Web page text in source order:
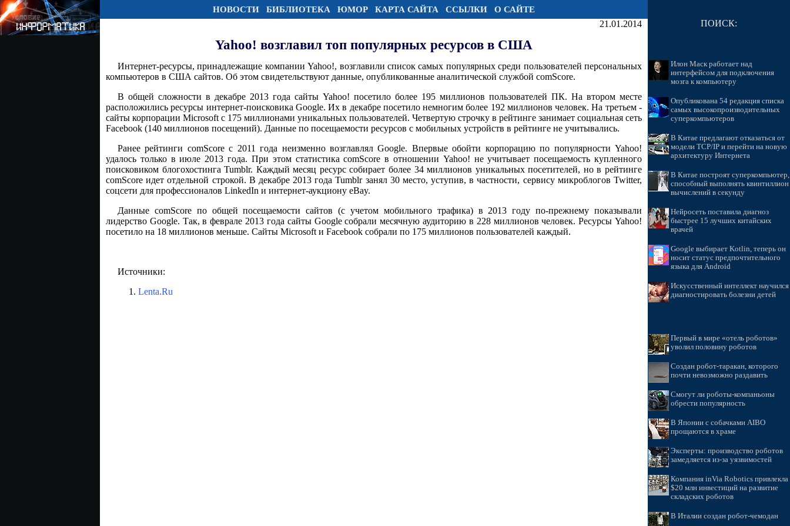
НОВОСТИ БИБЛИОТЕКА ЮМОР КАРТА САЙТА ССЫЛКИ О САЙТЕ
21.01.2014
Yahoo! возглавил топ популярных ресурсов в США
Интернет-ресурсы, принадлежащие компании Yahoo!, возглавили список самых популярных среди пользователей персональных
компьютеров в США сайтов. Об этом свидетельствуют данные, опубликованные аналитической службой comScore.
В общей сложности в декабре 2013 года сайты Yahoo! посетило более 195 миллионов пользователей ПК. На втором месте
расположились ресурсы интернет-поисковика Google. Их в декабре посетило немногим более 192 миллионов человек. На третьем -
сайты корпорации Microsoft с 175 миллионами уникальных пользователей. Четвертую строчку в рейтинге занимает социальная сеть
Facebook (140 миллионов посещений). Данные по посещаемости ресурсов с мобильных устройств в рейтинге не учитывались.
Ранее рейтинги comScore с 2011 года неизменно возглавлял Google. Впервые обойти корпорацию по популярности Yahoo!
удалось только в июле 2013 года. При этом статистика comScore в отношении Yahoo! не учитывает посещаемость купленного
поисковиком блогохостинга Tumblr. Каждый месяц ресурс собирает более 34 миллионов уникальных посетителей, но в рейтинге
comScore идет отдельной строкой. В декабре 2013 года Tumblr занял 30 место, уступив, в частности, сервису микроблогов Twitter,
соцсети для профессионалов LinkedIn и интернет-аукциону eBay.
Данные comScore по общей посещаемости сайтов (с учетом мобильного трафика) в 2013 году по-прежнему показывали
лидерство Google. Так, в феврале 2013 года сайты Google собрали месячную аудиторию в 228 миллионов человек. Ресурсы Yahoo!
посетило на 18 миллионов меньше. Сайты Microsoft и Facebook собрали по 175 миллионов пользователей каждый.
Источники:
Lenta.Ru
ПОИСК:
Илон Маск работает над
интерфейсом для подключения
мозга к компьютеру
Опубликована 54 редакция списка
самых высокопроизводительных
суперкомпьютеров
В Китае предлагают отказаться от
модели TCP/IP и перейти на новую
архитектуру Интернета
В Китае построят суперкомпьютер,
способный выполнять квинтиллион
вычислений в секунду
Нейросеть поставила диагноз
быстрее 15 лучших китайских
врачей
Google выбирает Kotlin, теперь он
носит статус предпочтительного
языка для Android
Искусственный интеллект научился
диагностировать болезни детей
Первый в мире «отель роботов»
уволил половину роботов
Создан робот-таракан, которого
почти невозможно раздавить
Смогут ли роботы-компаньоны
обрести популярность
В Японии с собачками AIBO
прощаются в храме
Эксперты: производство роботов
замедляется из-за уязвимостей
Компания inVia Robotics привлекла
$20 млн инвестиций на развитие
складских роботов
В Италии создан робот-чемодан